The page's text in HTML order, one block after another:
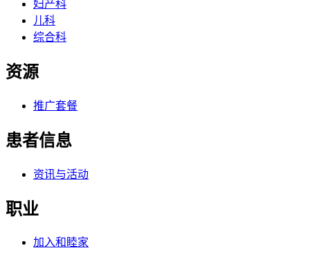
妇产科
儿科
综合科
资源
推广套餐
患者信息
资讯与活动
职业
加入和睦家